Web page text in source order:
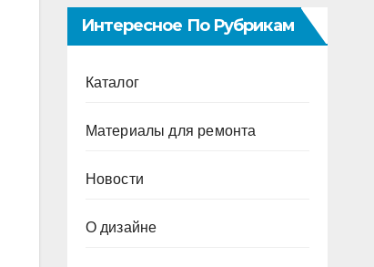
Интересное По Рубрикам
Каталог
Материалы для ремонта
Новости
О дизайне